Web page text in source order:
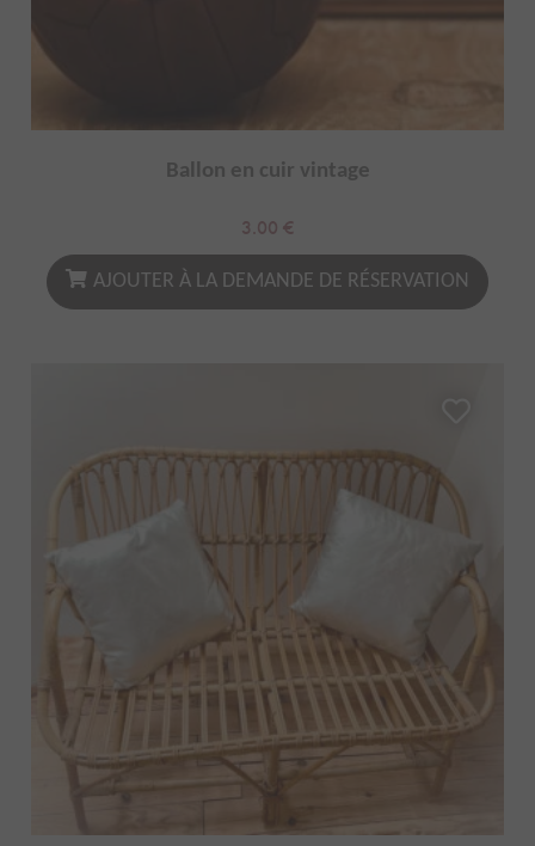
Ballon en cuir vintage
3.00 €
AJOUTER À LA DEMANDE DE RÉSERVATION